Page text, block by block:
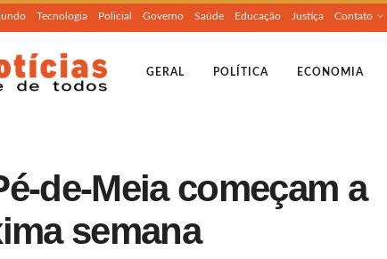
Tecnologia Policial Governo Saúde Educação Justiça Contato
GERAL POLÍTICA ECONOMIA
de-Meia começam a
semana